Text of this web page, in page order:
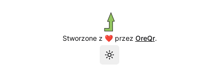
Stworzone z ❤️ przez OreQr.
Przełącz motyw